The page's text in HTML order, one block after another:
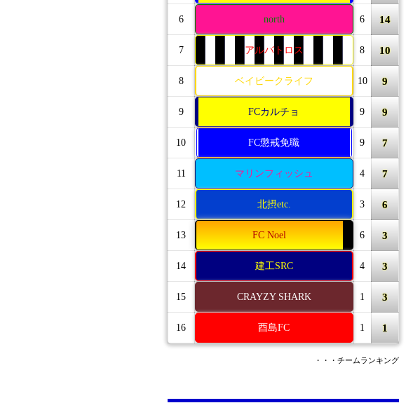
6 north 6 14
7 アルバトロス 8 10
8 ベイビークライフ 10 9
9 FCカルチョ 9 9
10 FC懲戒免職 9 7
11 マリンフィッシュ 4 7
12 北摂etc. 3 6
13 FC Noel 6 3
14 建工SRC 4 3
15 CRAYZY SHARK 1 3
16 酉島FC 1 1
・・・チームランキング